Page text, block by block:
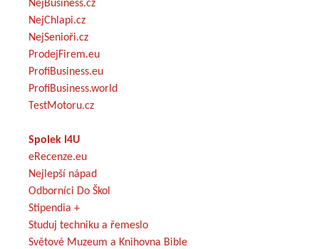
NejBusiness.cz
NejChlapi.cz
NejSenioři.cz
ProdejFirem.eu
ProfiBusiness.eu
ProfiBusiness.world
TestMotoru.cz
Spolek I4U
eRecenze.eu
Nejlepší nápad
Odborníci Do Škol
Stipendia +
Studuj techniku a řemeslo
Světové Muzeum a Knihovna Bible